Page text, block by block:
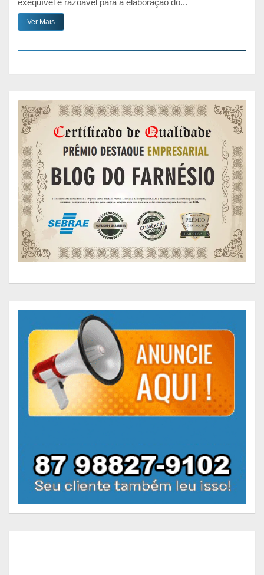
exequível e razoável para a elaboração do...
Ver Mais